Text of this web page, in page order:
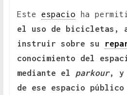
Este espacioha
el uso de bicicletas,
instruir sobre su
conocimiento del
mediante el parkour, y
de ese espacio público